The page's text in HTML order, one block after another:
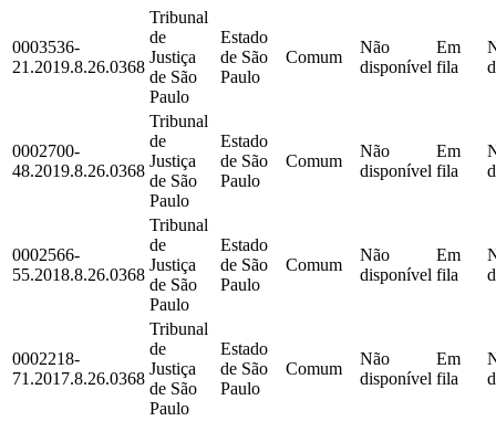
0003536-
21.2019.8.26.0368
Tribunal
de
Justiça
de São
Paulo
Estado
de São
Paulo
Comum
Não
disponível
Em
fila
0002700-
48.2019.8.26.0368
Tribunal
de
Justiça
de São
Paulo
Estado
de São
Paulo
Comum
Não
disponível
Em
fila
0002566-
55.2018.8.26.0368
Tribunal
de
Justiça
de São
Paulo
Estado
de São
Paulo
Comum
Não
disponível
Em
fila
0002218-
71.2017.8.26.0368
Tribunal
de
Justiça
de São
Paulo
Estado
de São
Paulo
Comum
Não
disponível
Em
fila